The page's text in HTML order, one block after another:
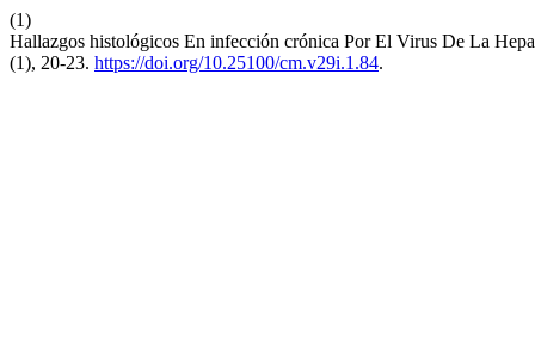
(1)
Hallazgos histológicos En infección crónica Por El Virus De La
(1), 20-23. https://doi.org/10.25100/cm.v29i.1.84.